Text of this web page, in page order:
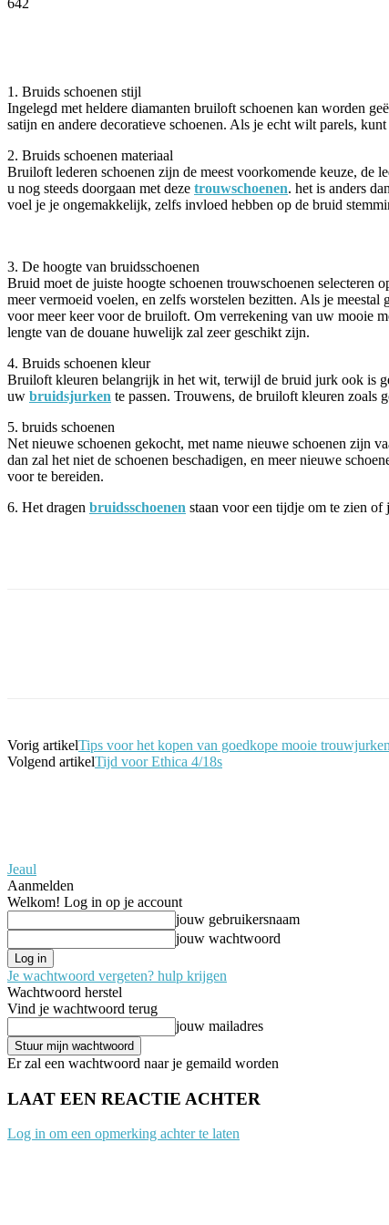
1. Bruids schoenen stijl
Ingelegd met heldere diamanten bruiloft schoenen kan worden
satijn en andere decoratieve schoenen. Als je echt wilt parels,
2. Bruids schoenen materiaal
Bruiloft lederen schoenen zijn de meest voorkomende keuze, de
u nog steeds doorgaan met deze trouwschoenen. het is anders
voel je je ongemakkelijk, zelfs invloed hebben op de bruid
3. De hoogte van bruidsschoenen
Bruid moet de juiste hoogte schoenen trouwschoenen
meer vermoeid voelen, en zelfs worstelen bezitten. Als je
voor meer keer voor de bruiloft. Om verrekening van uw mooie
lengte van de douane huwelijk zal zeer geschikt zijn.
4. Bruids schoenen kleur
Bruiloft kleuren belangrijk in het wit, terwijl de bruid jurk ook is
uw bruidsjurken te passen. Trouwens, de bruiloft kleuren zoals
5. bruids schoenen
Net nieuwe schoenen gekocht, met name nieuwe schoenen zijn
dan zal het niet de schoenen beschadigen, en meer nieuwe
voor te bereiden.
6. Het dragen bruidsschoenen staan voor een tijdje om te zien
Vorig artikelTips voor het kopen van goedkope mooie trouwjurken
Volgend artikelTijd voor Ethica 4/18s
Jeaul
Aanmelden
Welkom! Log in op je account
jouw gebruikersnaam
jouw wachtwoord
Je wachtwoord vergeten? hulp krijgen
Wachtwoord herstel
Vind je wachtwoord terug
jouw mailadres
Er zal een wachtwoord naar je gemaild worden
LAAT EEN REACTIE ACHTER
Log in om een opmerking achter te laten